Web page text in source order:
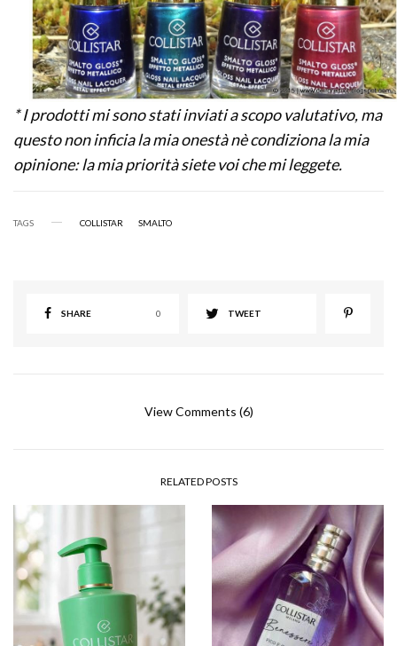
* I prodotti mi sono stati inviati a scopo valutativo, ma
questo non inficia la mia onestà nè condiziona la mia
opinione: la mia priorità siete voi che mi leggete.
TAGS COLLISTAR SMALTO
SHARE 0 TWEET
View Comments (6)
RELATED POSTS